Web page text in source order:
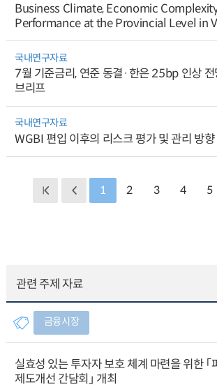
Business Climate, Economic
Performance at the Provincial Level in
국내연구자료
7월 기준금리, 연준 동결·한은 25bp 인상
브리프
국내연구자료
WGBI 편입 이후의 리스크 평가 및 관리 방향
1 2 3 4 5
관련 주제 자료
금융시장
실효성 있는 투자자 보호 체계 마련을 위한 「
제도개선 간담회」 개최